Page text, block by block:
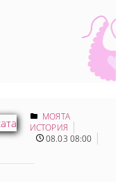
МОЯТА
ИСТОРИЯ
08.03 08:00